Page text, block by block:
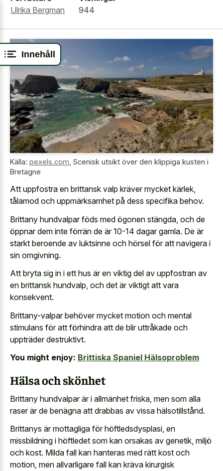
Innehåll
Ulrika Bergman
944
Källa: pexels.com Scenisk utsikt över den klippiga kusten i
Bretagne
Att uppfostra en brittansk valp kräver mycket kärlek,
tålamod och uppmärksamhet på dess specifika behov.
Brittany hundvalpar föds med ögonen stängda, och de
öppnar dem inte förrän de är 10-14 dagar gamla. De är
starkt beroende av luktsinne och hörsel för att navigera i
sin omgivning.
Att bryta sig in i ett hus är en viktig del av uppfostran av
en brittansk hundvalp, och det är viktigt att vara
konsekvent.
Brittany-valpar behöver mycket motion och mental
stimulans för att förhindra att de blir uttråkade och
uppträder destruktivt.
You might enjoy: Brittiska Spaniel Hälsoproblem
Hälsa och skönhet
Brittany hundvalpar är i allmänhet friska, men som alla
raser är de benägna att drabbas av vissa hälsotillstånd.
Brittanys är mottagliga för höftledsdysplasi, en
missbildning i höftledet som kan orsakas av genetik, miljö
och kost. Milda fall kan hanteras med rätt kost och
motion, men allvarligare fall kan kräva kirurgisk